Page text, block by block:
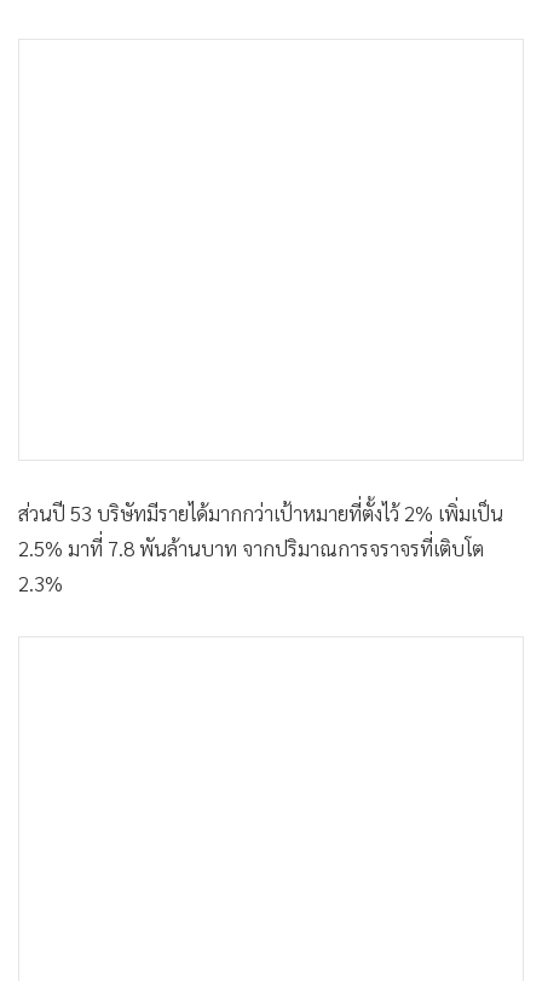
• กองทุนรวม
ส่วนปี 53 บริษัทมีรายได้มากกว่าเป้าหมายที่ตั้งไว้ 2% เพิ่มเป็น
2.5% มาที่ 7.8 พันล้านบาท จากปริมาณการจราจรที่เติบโต
2.3%